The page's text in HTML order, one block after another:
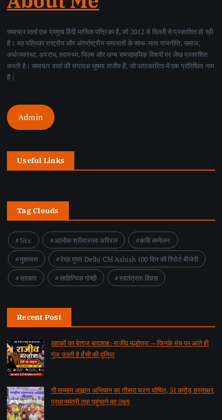
समाचार वार्ता एक प्रमुख हिंदी मासिक पत्रिका है, जो 2012 से दिल्ली से प्रकाशित हो रही
है। यह पत्रिका राष्ट्रीय और अंतर्राष्ट्रीय समाचारों के साथ-साथ राजनीति, समाज,
अर्थव्यवस्था, अपराध, स्वास्थ्य, फिल्म और अन्य समसामयिक विषयों पर लेख प्रकाशित
करती है। समाचार वार्ता की संपादक सुषमा राजीव हैं, जो पत्रकारिता में एक प्रतिष्ठित नाम
हैं।
Admin
Useful Links
Tag Clouds
Ncc आलोक श्रीवास्तव अविरल
कवि सम्मेलन
मुशायरा
रेखा गुप्ता Delhi CM Ashish 100 दिन की रिपोर्ट बीजेपी
सरकार
साहित्यिक गोष्ठी स्वतंत्रता दिवस
Recent Post
ठहाकों का बेताज बादशाह: राजीव मल्होत्रा — जिनके मंच पर आते ही
गूंज उठती है हँसी की दुनिया
गौ सम्मान आह्वान अभियान का तीसरा चरण घोषित, 51 करोड़ हस्ताक्षर
प्रधानमंत्री तक पहुंचाने का लक्ष्य